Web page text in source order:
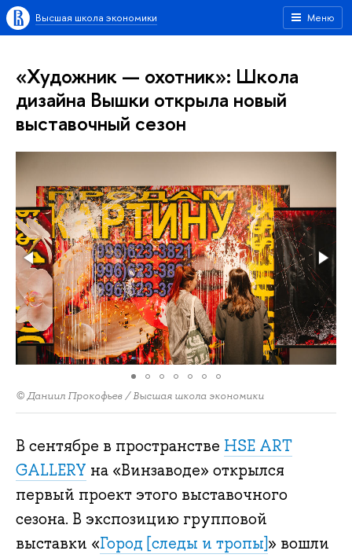
Меню
Высшая школа экономики
«Художник — охотник»: Школа
дизайна Вышки открыла новый
выставочный сезон
© Даниил Прокофьев / Высшая школа экономики
В сентябре в пространстве HSE ART
GALLERY на «Винзаводе» открылся
первый проект этого выставочного
сезона. В экспозицию групповой
выставки «Город [следы и тропы]» вошли